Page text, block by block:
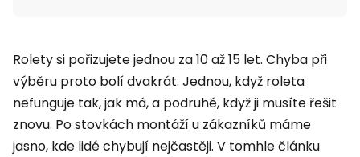
Rolety si pořizujete jednou za 10 až 15 let. Chyba při
výběru proto bolí dvakrát. Jednou, když roleta
nefunguje tak, jak má, a podruhé, když ji musíte řešit
znovu. Po stovkách montáží u zákazníků máme
jasno, kde lidé chybují nejčastěji. V tomhle článku